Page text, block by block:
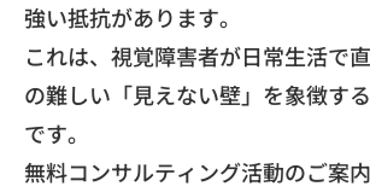
強い抵抗があります。
これは、視覚障害者が日常生活で
の難しい「見えない壁」を象徴す
です。
​無料コンサルティング活動のご案内